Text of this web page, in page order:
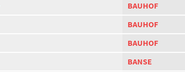
BAUHOF
BAUHOF
BAUHOF
BANSE